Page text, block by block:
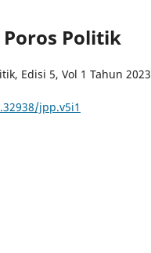
Poros Politik
Edisi 5, Vol 1 Tahun 2023
jpp.v5i1